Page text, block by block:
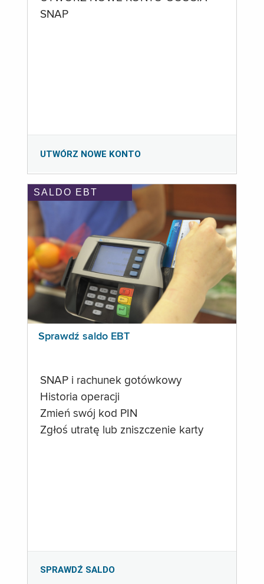
SNAP
UTWÓRZ NOWE KONTO
SALDO EBT
Sprawdź saldo EBT
SNAP i rachunek gotówkowy
Historia operacji
Zmień swój kod PIN
Zgłoś utratę lub zniszczenie karty
SPRAWDŹ SALDO